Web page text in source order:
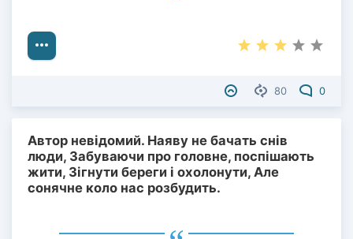
80 0
Автор невідомий. Наяву не бачать снів
люди, Забуваючи про головне, поспішають
жити, Зігнути береги і охолонути, Але
сонячне коло нас розбудить.